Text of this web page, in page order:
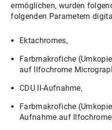
ermöglichen, wurden
folgenden Parametern
Ektachromes,
Farbmakrofiche
auf Ilfochrome
CDU II-Aufnahme,
Farbmakrofiche
Aufnahme auf